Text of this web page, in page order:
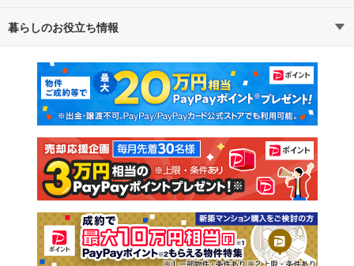
通勤・通学時間から探す
不動産・住宅
新築マンション 中古マンション
新築一戸建て 中古一戸建て
注文住宅 土地
売却査定
暮らしのお役立ち情報
マンションカタログ 教えて！住まいの先生